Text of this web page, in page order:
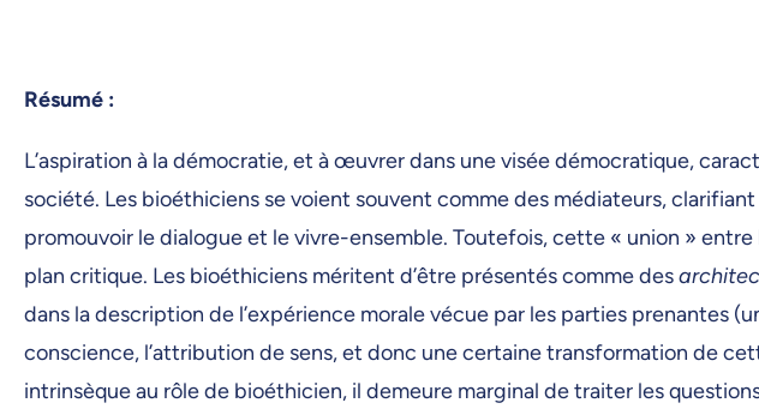
Résumé :
L’aspiration à la démocratie, et à œuvrer dans une visée démocratique,
société. Les bioéthiciens se voient souvent comme des médiateurs,
promouvoir le dialogue et le vivre-ensemble. Toutefois, cette « union »
plan critique. Les bioéthiciens méritent d’être présentés comme des
dans la description de l’expérience morale vécue par les parties prenantes
conscience, l’attribution de sens, et donc une certaine transformation de
intrinsèque au rôle de bioéthicien, il demeure marginal de traiter les